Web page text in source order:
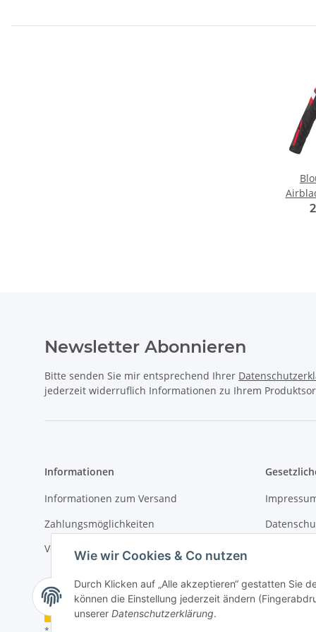
Wie wir Cookies & Co nutzen
Durch Klicken auf „Alle akzeptieren“ gestatten Sie
können die Einstellung jederzeit ändern
unserer Datenschutzerklärung.
Newsletter Abonnieren
Bitte senden Sie mir entsprechend Ihrer
jederzeit widerruflich Informationen zu Ihrem
Informationen
Informationen zum Versand
Zahlungsmöglichkeiten
Versandinformationen
Vertrag widerrufen